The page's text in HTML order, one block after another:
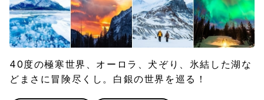
40度の極寒世界、オーロラ、犬ぞり、氷結した湖な
どまさに冒険尽くし。白銀の世界を巡る！